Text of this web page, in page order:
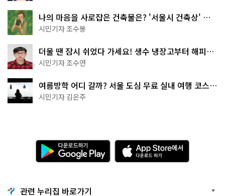
나의 마음을 사로잡은 건축물은? '서울시 건축상' 수
상작 공개!
시민기자 조수봉
더울 땐 잠시 쉬었다 가세요! 생수 냉장고부터 해피소
·무더위쉼터까지
시민기자 조수연
여름방학 어디 갈까? 서울 도심 무료 실내 여행 코스
추천
시민기자 김은주
다
운
로
기
A
p
p
관련 누리집 바로가기